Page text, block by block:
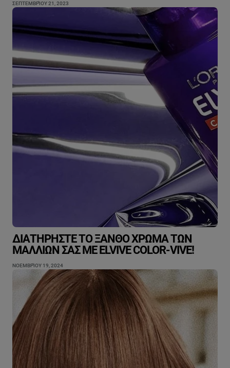
ΣΕΠΤΕΜΒΡΊΟΥ 21, 2023
ΔΙΑΤΗΡΉΣΤΕ ΤΟ ΞΑΝΘΌ ΧΡΏΜΑ ΤΩΝ
ΜΑΛΛΙΏΝ ΣΑΣ ΜΕ ELVIVE COLOR-VIVE!
ΝΟΕΜΒΡΊΟΥ 19, 2024